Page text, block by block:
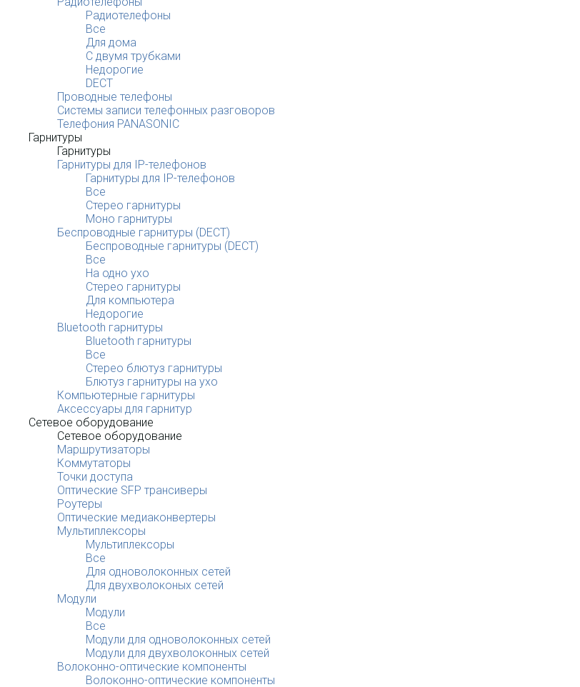
Радиотелефоны
Все
Для дома
С двумя трубками
Недорогие
DECT
Проводные телефоны
Системы записи телефонных разговоров
Телефония PANASONIC
Гарнитуры
Гарнитуры
Гарнитуры для IP-телефонов
Гарнитуры для IP-телефонов
Все
Стерео гарнитуры
Моно гарнитуры
Беспроводные гарнитуры (DECT)
Беспроводные гарнитуры (DECT)
Все
На одно ухо
Стерео гарнитуры
Для компьютера
Недорогие
Bluetooth гарнитуры
Bluetooth гарнитуры
Все
Стерео блютуз гарнитуры
Блютуз гарнитуры на ухо
Компьютерные гарнитуры
Аксессуары для гарнитур
Сетевое оборудование
Сетевое оборудование
Маршрутизаторы
Коммутаторы
Точки доступа
Оптические SFP трансиверы
Роутеры
Оптические медиаконвертеры
Мультиплексоры
Мультиплексоры
Все
Для одноволоконных сетей
Для двухволоконых сетей
Модули
Модули
Все
Модули для одноволоконных сетей
Модули для двухволоконных сетей
Волоконно-оптические компоненты
Волоконно-оптические компоненты